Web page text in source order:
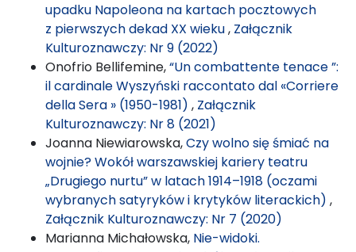
upadku Napoleona na kartach pocztowych
z pierwszych dekad XX wieku, Załącznik
Kulturoznawczy: Nr 9 (2022)
Onofrio Bellifemine,“Un combattente tenace ”:
il cardinale Wyszyński raccontato dal «Corriere
della Sera » (1950-1981) , Załącznik
Kulturoznawczy: Nr 8 (2021)
Joanna Niewiarowska,Czy wolno się śmiać na
wojnie? Wokół warszawskiej kariery teatru
„Drugiego nurtu” w latach 1914–1918 (oczami
wybranych satyryków i krytyków literackich) ,
Załącznik Kulturoznawczy: Nr 7 (2020)
Marianna Michałowska, Nie-widoki.